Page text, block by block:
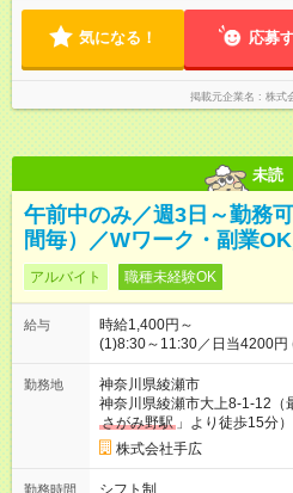
気になる！ 応募
掲載元企業名 株式
未読
午前中のみ／週3日～勤務
間毎）／Wワーク・副業
アルバイト 職種未経験OK
給与
時給1,400円～
(1)8:30～11:30／日当4200
く終わって
勤務地
神奈川県綾瀬市
神奈川県綾瀬市大上8-1-12（
さがみ野駅 」より徒歩15分）
株式会社手広
勤務時間 シフト制